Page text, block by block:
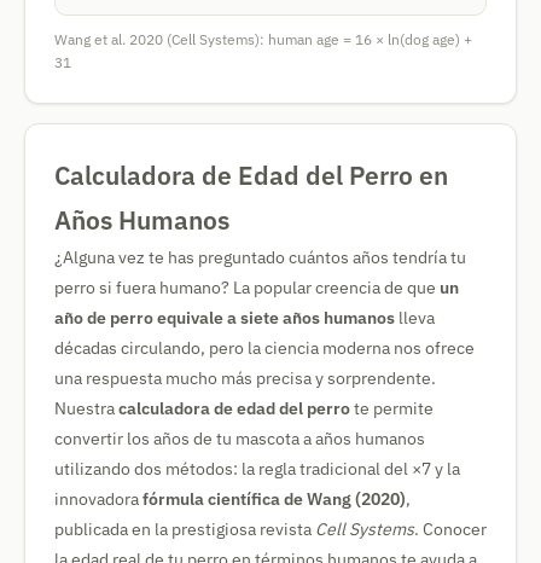
Wang et al. 2020 (Cell Systems): human age = 16 × ln(dog age) +
31
Calculadora de Edad del Perro en
Años Humanos
¿Alguna vez te has preguntado cuántos años tendría tu
perro si fuera humano? La popular creencia de que un
año de perro equivale a siete años humanos lleva
décadas circulando, pero la ciencia moderna nos ofrece
una respuesta mucho más precisa y sorprendente.
Nuestracalculadora de edad del perrote permite
convertir los años de tu mascota a años humanos
utilizando dos métodos: la regla tradicional del ×7 y la
innovadorafórmula científica de Wang (2020),
publicada en la prestigiosa revista Cell Systems. Conocer